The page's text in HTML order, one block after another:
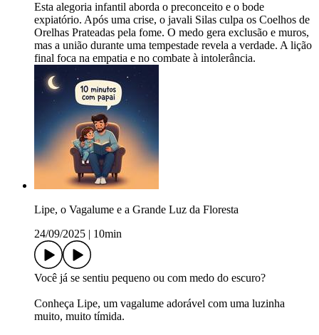
Esta alegoria infantil aborda o preconceito e o bode
expiatório. Após uma crise, o javali Silas culpa os Coelhos de
Orelhas Prateadas pela fome. O medo gera exclusão e muros,
mas a união durante uma tempestade revela a verdade. A lição
final foca na empatia e no combate à intolerância.
Lipe, o Vagalume e a Grande Luz da Floresta
24/09/2025
10min
Você já se sentiu pequeno ou com medo do escuro?
Conheça Lipe, um vagalume adorável com uma luzinha
muito, muito tímida.